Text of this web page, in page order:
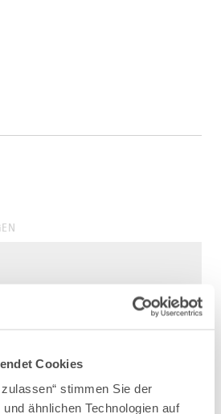
Cookies
stimmen Sie der
ähnlichen Technologien auf